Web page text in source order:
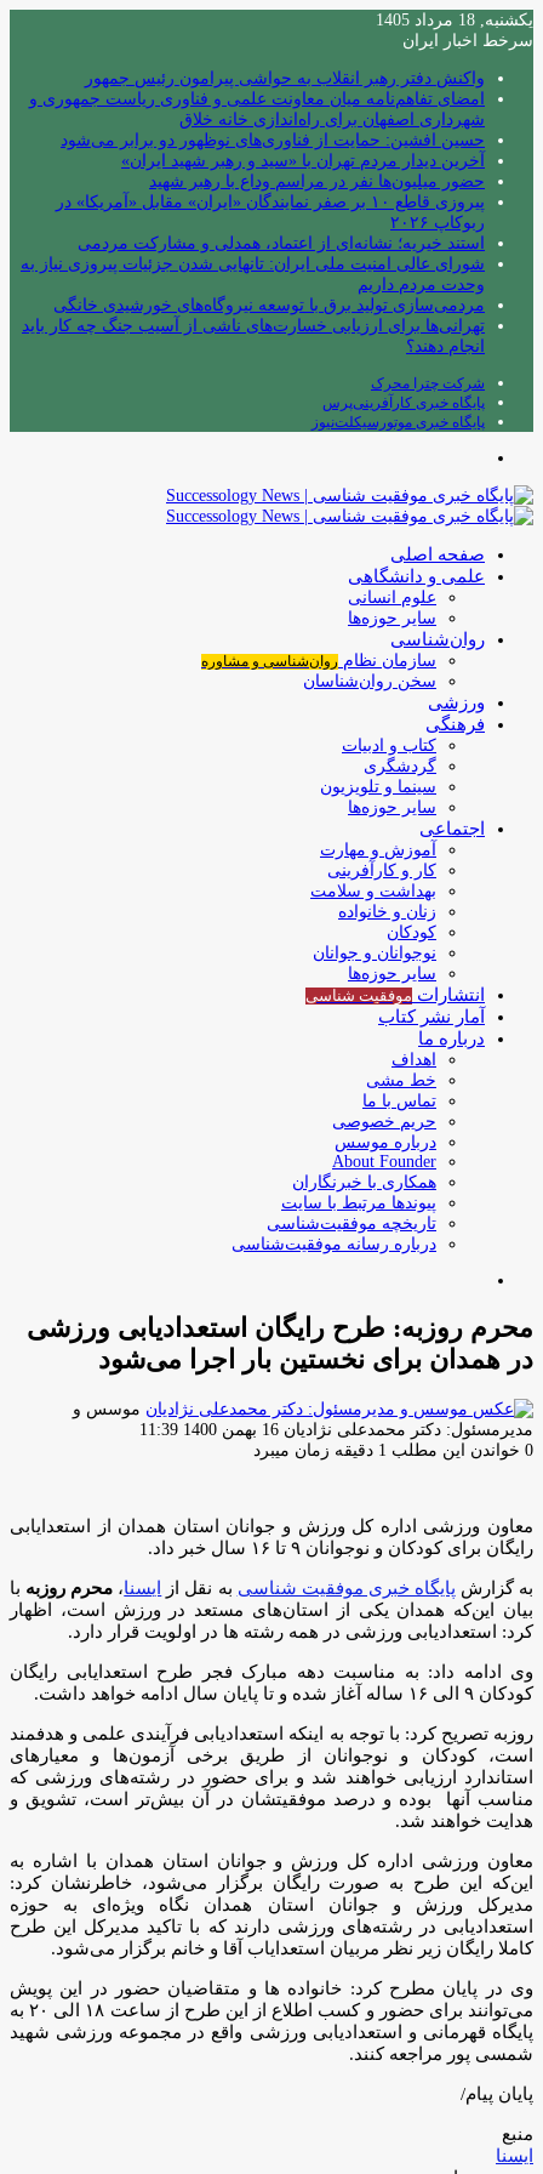
یکشنبه, 18 مرداد 1405
سرخط اخبار ایران
واکنش دفتر رهبر انقلاب به حواشی پیرامون رئیس جمهور
امضای تفاهم‌نامه میان معاونت علمی و فناوری ریاست جمهوری و
شهرداری اصفهان برای راه‌اندازی خانه خلاق
حسین افشین: حمایت از فناوری‌های نوظهور دو برابر می‌شود
آخرین دیدار مردم تهران با «سید و رهبر شهید ایران»
حضور میلیون‌ها نفر در مراسم وداع با رهبر شهید
پیروزی قاطع ۱۰ بر صفر نمایندگان «ایران» مقابل «آمریکا» در
ربوکاپ ۲۰۲۶
استند خیریه؛ نشانه‌ای از اعتماد، همدلی و مشارکت مردمی
شورای عالی امنیت ملی ایران: تانهایی شدن جزئیات پیروزی نیاز به
وحدت مردم داریم
مردمی‌سازی تولید برق با توسعه نیروگاه‌های خورشیدی خانگی
تهرانی‌ها برای ارزیابی خسارت‌های ناشی از آسیب جنگ چه کار باید
انجام دهند؟
شرکت چترا محرک
پایگاه خبری کارآفرینی‌پرس
پایگاه خبری موتورسیکلت‌نیوز
صفحه اصلی
علمی و دانشگاهی
علوم انسانی
سایر حوزه‌ها
روان‌شناسی
سازمان نظام روان‌شناسی و مشاوره
سخن روان‌شناسان
ورزشی
فرهنگی
کتاب و ادبیات
گردشگری
سینما و تلویزیون
سایر حوزه‌ها
اجتماعی
آموزش و مهارت
کار و کارآفرینی
بهداشت و سلامت
زنان و خانواده
کودکان
نوجوانان و جوانان
سایر حوزه‌ها
انتشارات موفقیت‌ شناسی
آمار نشر کتاب
درباره ما
اهداف
خط مشی
تماس با ما
حریم خصوصی
درباره موسس
About Founder
همکاری با خبرنگاران
پیوندها مرتبط با سایت
تاریخچه موفقیت‌شناسی
درباره رسانه موفقیت‌شناسی
محرم روزبه: طرح رایگان استعدادیابی ورزشی
در همدان برای نخستین بار اجرا می‌شود
موسس و
مدیرمسئول: دکتر محمدعلی نژادیان ارسال
ایمیل
16 بهمن 1400 11:39
0 خواندن این مطلب 1 دقیقه زمان میبرد
معاون ورزشی اداره کل ورزش و جوانان استان همدان از استعدایابی
رایگان برای کودکان و نوجوانان ۹ تا ۱۶ سال خبر داد.
به گزارش پایگاه خبری موفقیت شناسی به نقل از ایسنا، محرم روزبه با
بیان این‌که همدان یکی از استان‌های مستعد در ورزش است، اظهار
کرد: استعدادیابی ورزشی در همه رشته ها در اولویت قرار دارد.
وی ادامه داد: به مناسبت دهه مبارک فجر طرح استعدایابی رایگان
کودکان ۹ الی ۱۶ ساله آغاز شده و تا پایان سال ادامه خواهد داشت.
روزبه تصریح کرد: با توجه به اینکه استعدادیابی فرآیندی علمی و هدفمند
است، کودکان و نوجوانان از طریق برخی آزمون‌ها و معیارهای
استاندارد ارزیابی خواهند شد و برای حضور در رشته‌های ورزشی که
مناسب آنها بوده و درصد موفقیتشان در آن بیش‌تر است، تشویق و
هدایت خواهند شد.
معاون ورزشی اداره کل ورزش و جوانان استان همدان با اشاره به
این‌که این طرح به صورت رایگان برگزار می‌شود، خاطرنشان کرد:
مدیرکل ورزش و جوانان استان همدان نگاه ویژه‌ای به حوزه
استعدادیابی در رشته‌های ورزشی دارند که با تاکید مدیرکل این طرح
کاملا رایگان زیر نظر مربیان استعدایاب آقا و خانم برگزار می‌شود.
وی در پایان مطرح کرد: خانواده ها و متقاضیان حضور در این پویش
می‌توانند برای حضور و کسب اطلاع از این طرح از ساعت ۱۸ الی ۲۰ به
پایگاه قهرمانی و استعدادیابی ورزشی واقع در مجموعه ورزشی شهید
شمسی پور مراجعه کنند.
پایان پیام/
منبع
ایسنا